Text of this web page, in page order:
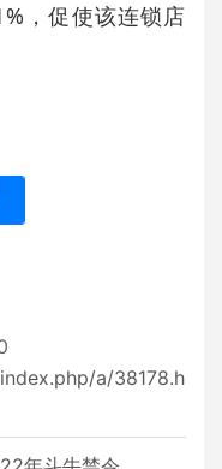
，促使该连锁店
a/38178.h